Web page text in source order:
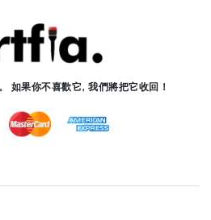
如果你不喜歡它, 我們將把它收回！